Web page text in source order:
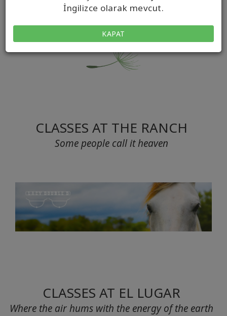
İngilizce olarak mevcut.
KAPAT
CLASSES AT THE RANCH
Some people call it heaven
CLASSES AT EL LUGAR
Where the air hums with the energy of the earth